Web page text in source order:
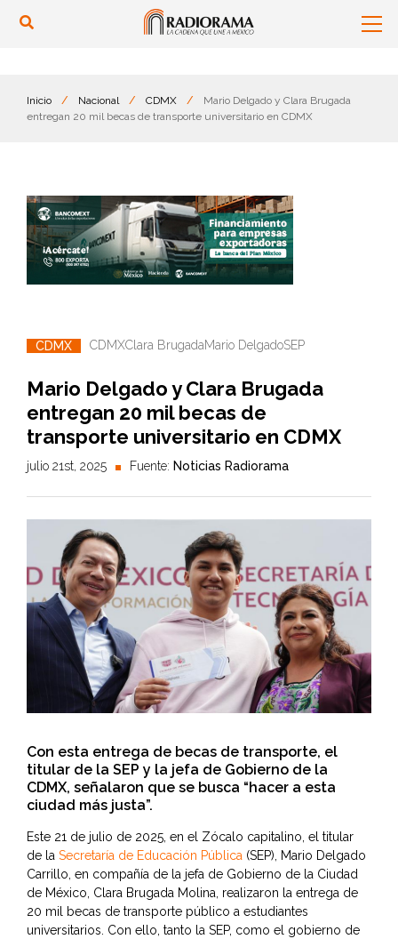
Inicio / Nacional / CDMX /
Mario Delgado y Clara Brugada
entregan 20 mil becas de transporte universitario en CDMX
CDMX CDMXClara BrugadaMario DelgadoSEP
Mario Delgado y Clara Brugada
entregan 20 mil becas de
transporte universitario en CDMX
julio 21st, 2025 Fuente: Noticias Radiorama
Con esta entrega de becas de transporte, el
titular de la SEP y la jefa de Gobierno de la
CDMX, señalaron que se busca “hacer a esta
ciudad más justa”.
Este 21 de julio de 2025, en el Zócalo capitalino, el titular
de la Secretaría de Educación Pública (SEP), Mario Delgado
Carrillo, en compañía de la jefa de Gobierno de la Ciudad
de México, Clara Brugada Molina, realizaron la entrega de
20 mil becas de transporte público a estudiantes
universitarios. Con ello, tanto la SEP, como el gobierno de